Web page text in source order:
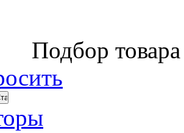
Подбор товара